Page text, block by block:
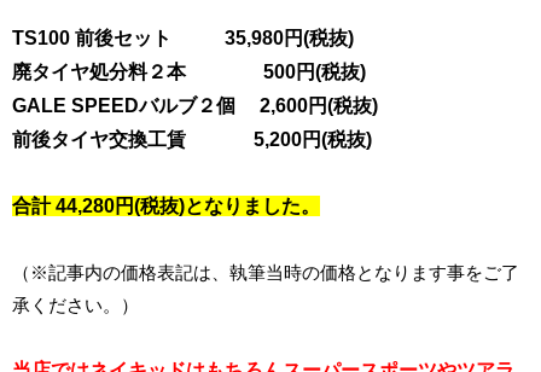
TS100 前後セット 35,980円(税抜)
廃タイヤ処分料２本 500円(税抜)
GALE SPEEDバルブ２個 2,600円(税抜)
前後タイヤ交換工賃 5,200円(税抜)
合計 44,280円(税抜)となりました。
（※記事内の価格表記は、執筆当時の価格となります事をご了
承ください。）